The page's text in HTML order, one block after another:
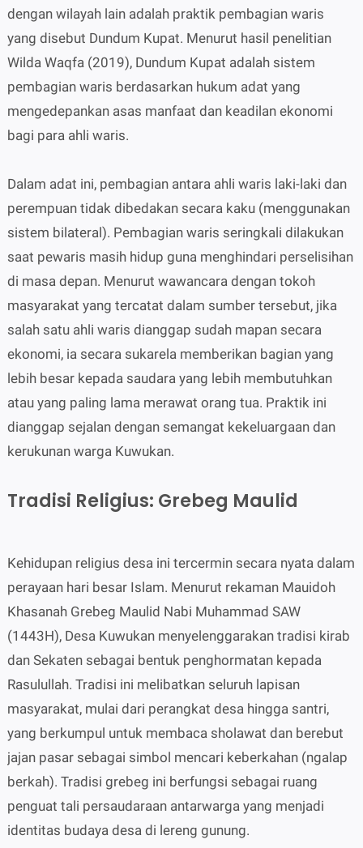
dengan wilayah lain adalah praktik pembagian waris
yang disebut Dundum Kupat. Menurut hasil penelitian
Wilda Waqfa (2019), Dundum Kupat adalah sistem
pembagian waris berdasarkan hukum adat yang
mengedepankan asas manfaat dan keadilan ekonomi
bagi para ahli waris.
Dalam adat ini, pembagian antara ahli waris laki-laki dan
perempuan tidak dibedakan secara kaku (menggunakan
sistem bilateral). Pembagian waris seringkali dilakukan
saat pewaris masih hidup guna menghindari perselisihan
di masa depan. Menurut wawancara dengan tokoh
masyarakat yang tercatat dalam sumber tersebut, jika
salah satu ahli waris dianggap sudah mapan secara
ekonomi, ia secara sukarela memberikan bagian yang
lebih besar kepada saudara yang lebih membutuhkan
atau yang paling lama merawat orang tua. Praktik ini
dianggap sejalan dengan semangat kekeluargaan dan
kerukunan warga Kuwukan.
Tradisi Religius: Grebeg Maulid
Kehidupan religius desa ini tercermin secara nyata dalam
perayaan hari besar Islam. Menurut rekaman Mauidoh
Khasanah Grebeg Maulid Nabi Muhammad SAW
(1443H), Desa Kuwukan menyelenggarakan tradisi kirab
dan Sekaten sebagai bentuk penghormatan kepada
Rasulullah. Tradisi ini melibatkan seluruh lapisan
masyarakat, mulai dari perangkat desa hingga santri,
yang berkumpul untuk membaca sholawat dan berebut
jajan pasar sebagai simbol mencari keberkahan (ngalap
berkah). Tradisi grebeg ini berfungsi sebagai ruang
penguat tali persaudaraan antarwarga yang menjadi
identitas budaya desa di lereng gunung.